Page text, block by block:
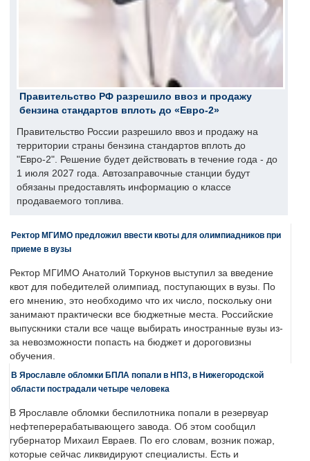
Правительство РФ разрешило ввоз и продажу
бензина стандартов вплоть до «Евро-2»
Правительство России разрешило ввоз и продажу на
территории страны бензина стандартов вплоть до
"Евро-2". Решение будет действовать в течение года - до
1 июля 2027 года. Автозаправочные станции будут
обязаны предоставлять информацию о классе
продаваемого топлива.
Ректор МГИМО предложил ввести квоты для олимпиадников при
приеме в вузы
Ректор МГИМО Анатолий Торкунов выступил за введение
квот для победителей олимпиад, поступающих в вузы. По
его мнению, это необходимо что их число, поскольку они
занимают практически все бюджетные места. Российские
выпускники стали все чаще выбирать иностранные вузы из-
за невозможности попасть на бюджет и дороговизны
обучения.
В Ярославле обломки БПЛА попали в НПЗ, в Нижегородской
области пострадали четыре человека
В Ярославле обломки беспилотника попали в резервуар
нефтеперерабатывающего завода. Об этом сообщил
губернатор Михаил Евраев. По его словам, возник пожар,
которые сейчас ликвидируют специалисты. Есть и